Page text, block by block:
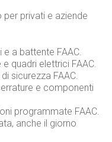
per privati e aziende
a battente FAAC.
quadri elettrici FAAC.
sicurezza FAAC.
e componenti
programmate FAAC.
anche il giorno